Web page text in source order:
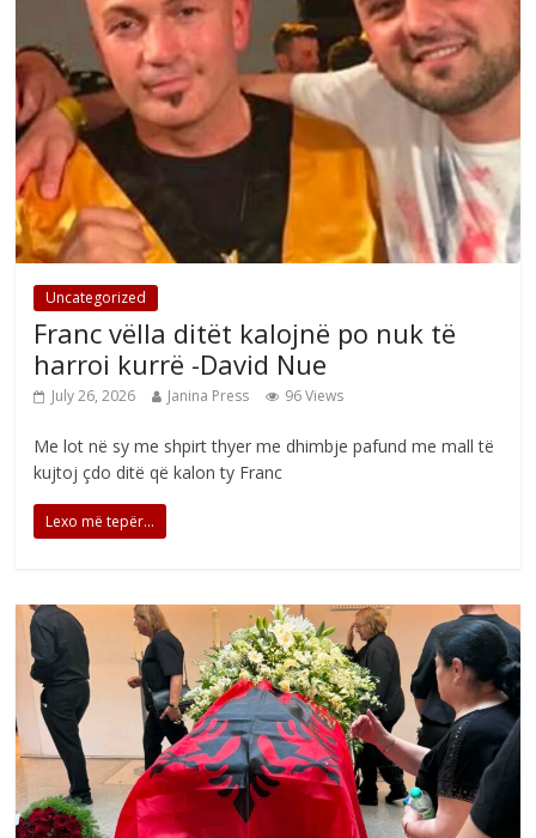
Uncategorized
Franc vëlla ditët kalojnë po nuk të
harroi kurrë -David Nue
July 26, 2026 Janina Press 96 Views
Me lot në sy me shpirt thyer me dhimbje pafund me mall të
kujtoj çdo ditë që kalon ty Franc
Lexo më tepër...